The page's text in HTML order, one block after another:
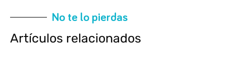
No te lo pierdas
Artículos relacionados